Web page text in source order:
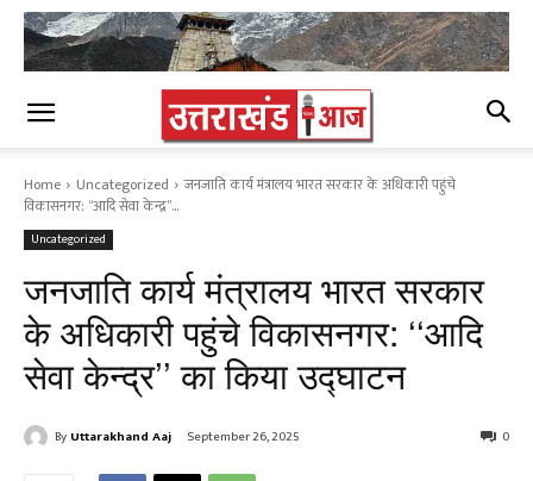
Home Uncategorized
जनजाति कार्य मंत्रालय भारत सरकार के अधिकारी पहुंचे
विकासनगर: ‘‘आदि सेवा केन्द्र’’...
Uncategorized
जनजाति कार्य मंत्रालय भारत सरकार
के अधिकारी पहुंचे विकासनगर: ‘‘आदि
सेवा केन्द्र’’ का किया उद्घाटन
By Uttarakhand Aaj September 26, 2025 0